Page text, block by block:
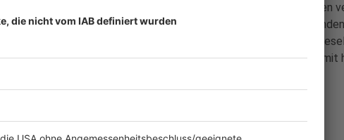
Tonne CO2, die beim Verbrennen der Rohstoffe entstehen, müssen
wie Raffinerien zum Start 25 Euro zahlen. Der Preis wird an die
Bundesregierung steigt der Literpreis bei Benzin um 7 Cent, bei
Erdgas wird um 0,6 Cent pro Kilowattstunde teurer. Wer ein Auto mit